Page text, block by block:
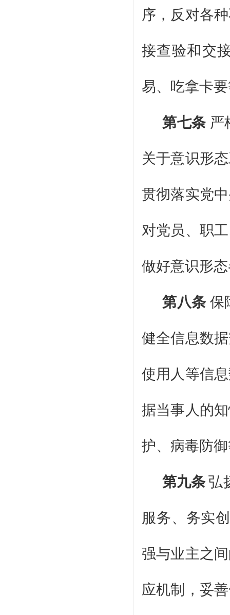
序，反对各
接查验和交
易、吃拿卡
第七条 严
关于意识形
贯彻落实党
对党员、职
做好意识形
第八条 保
健全信息数
使用人等信
据当事人的
护、病毒防
第九条弘
服务、务实
强与业主之
应机制，妥